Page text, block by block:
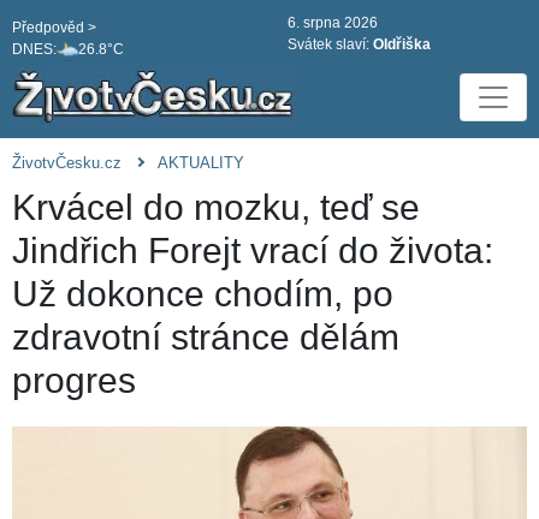
DNES: 26.8°C
Předpověd >
6. srpna 2026
Svátek slaví: Oldřiška
ŽivotvČesku.cz AKTUALITY
Krvácel do mozku, teď se
Jindřich Forejt vrací do života:
Už dokonce chodím, po
zdravotní stránce dělám
progres